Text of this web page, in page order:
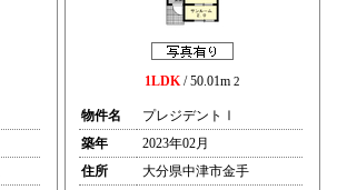
1LDK/ 50.01m 2
物件名
プレジデントⅠ
築年
2023年02月
住所
大分県中津市金手